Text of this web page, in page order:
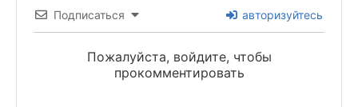
Подписаться авторизуйтесь
Пожалуйста, войдите, чтобы
прокомментировать